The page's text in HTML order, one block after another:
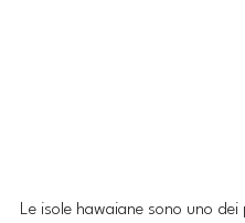
Le isole hawaiane sono uno dei